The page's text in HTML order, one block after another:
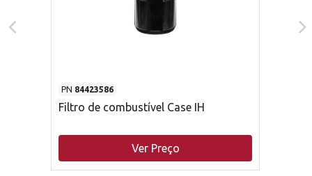
PN 84423586
Filtro de combustível Case IH
Ver Preço